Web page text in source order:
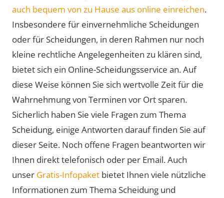
auch bequem von zu Hause aus online einreichen.
Insbesondere für einvernehmliche Scheidungen
oder für Scheidungen, in deren Rahmen nur noch
kleine rechtliche Angelegenheiten zu klären sind,
bietet sich ein Online-Scheidungsservice an. Auf
diese Weise können Sie sich wertvolle Zeit für die
Wahrnehmung von Terminen vor Ort sparen.
Sicherlich haben Sie viele Fragen zum Thema
Scheidung, einige Antworten darauf finden Sie auf
dieser Seite. Noch offene Fragen beantworten wir
Ihnen direkt telefonisch oder per Email. Auch
unser Gratis-Infopaket bietet Ihnen viele nützliche
Informationen zum Thema Scheidung und